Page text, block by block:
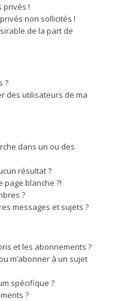
privés !
non sollicités !
de la part de
?
des utilisateurs de ma
dans un ou des
résultat ?
page blanche ?!
?
messages et sujets ?
et les abonnements ?
m’abonner à un sujet
spécifique ?
?